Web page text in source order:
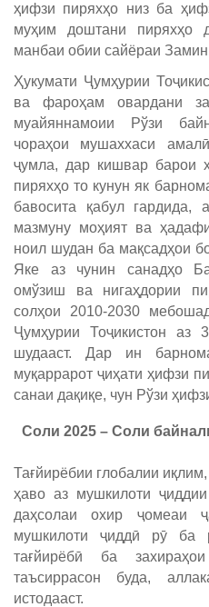
ҳифзи пиряхҳо низ ба
муҳим доштани пиряхҳо
манбаи обии сайёраи Замин
Ҳукумати Ҷумҳурии
ва фароҳам овардани
муайяннамоии Рўзи
чораҳои мушаххаси
ҷумла, дар кишвар барои
пиряхҳо то кунун як
бавосита қабул гардида,
мазмуну моҳият ва
ноил шудан ба мақсадҳои
Яке аз чунин санадҳо
омўзиш ва нигаҳдории
солҳои 2010-2030
Ҷумҳурии Тоҷикистон аз
шудааст. Дар ин
муқаррарот ҷиҳати ҳифзи
санаи дақиқе, чун Рўзи
Соли 2025 – Соли
Тағйирёбии глобалии
ҳаво аз мушкилоти
даҳсолаи охир ҷомеаи
мушкилоти ҷиддӣ рӯ ба
тағйирёбӣ ба
таъсиррасон буда,
истодааст.